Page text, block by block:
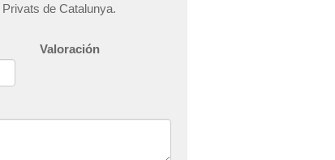
de Catalunya.
Valoración